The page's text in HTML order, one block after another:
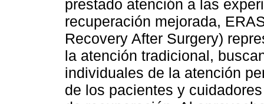
prestado atención a las
recuperación mejorada,
Recovery After Surgery)
la atención tradicional,
individuales de la atención
de los pacientes y